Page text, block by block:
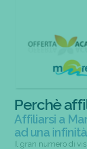
Perchè
Affiliarsi a
ad una
Il gran numero di